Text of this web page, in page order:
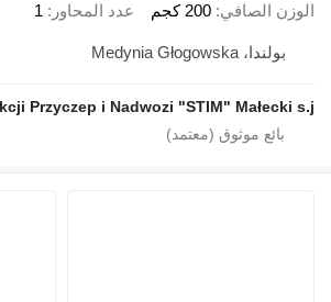
200 كجم عدد المحاور 1
Zakład Produkcji Przyczep i Nadwozi "STIM" Małecki s.j.